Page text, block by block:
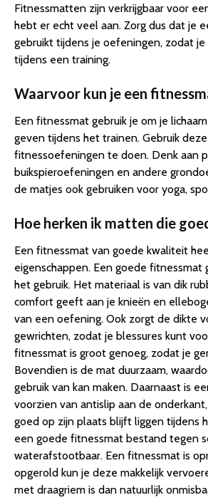
Fitnessmatten zijn verkrijgbaar voor
hebt er echt veel aan. Zorg dus dat je
gebruikt tijdens je oefeningen, zodat
tijdens een training.
Waarvoor kun je een
Een fitnessmat gebruik je om je
geven tijdens het trainen. Gebruik
fitnessoefeningen te doen. Denk aan
buikspieroefeningen en andere
de matjes ook gebruiken voor yoga,
Hoe herken ik matten die
Een fitnessmat van goede kwaliteit
eigenschappen. Een goede fitnessmat
het gebruik. Het materiaal is van dik
comfort geeft aan je knieën en
van een oefening. Ook zorgt de dikte
gewrichten, zodat je blessures kunt
fitnessmat is groot genoeg, zodat je
Bovendien is de mat duurzaam,
gebruik van kan maken. Daarnaast is
voorzien van antislip aan de
goed op zijn plaats blijft liggen tijdens
een goede fitnessmat bestand tegen
waterafstootbaar. Een fitnessmat is
opgerold kun je deze makkelijk
met draagriem is dan natuurlijk